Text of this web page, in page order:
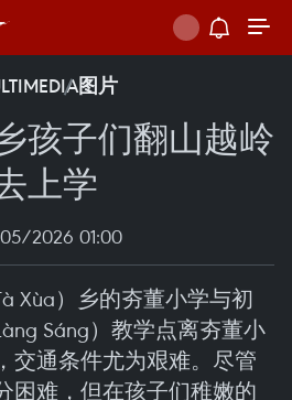
图片
孩子们翻山越岭
上学
2026 01:00
Xùa）乡的夯董小学与初
Sáng）教学点离夯董小
交通条件尤为艰难。尽管
困难，但在孩子们稚嫩的